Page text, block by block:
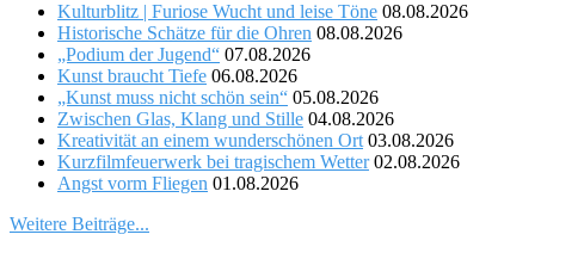
Kulturblitz | Furiose Wucht und leise Töne 08.08.2026
Historische Schätze für die Ohren 08.08.2026
„Podium der Jugend“ 07.08.2026
Kunst braucht Tiefe 06.08.2026
„Kunst muss nicht schön sein“ 05.08.2026
Zwischen Glas, Klang und Stille 04.08.2026
Kreativität an einem wunderschönen Ort 03.08.2026
Kurzfilmfeuerwerk bei tragischem Wetter 02.08.2026
Angst vorm Fliegen 01.08.2026
Weitere Beiträge...